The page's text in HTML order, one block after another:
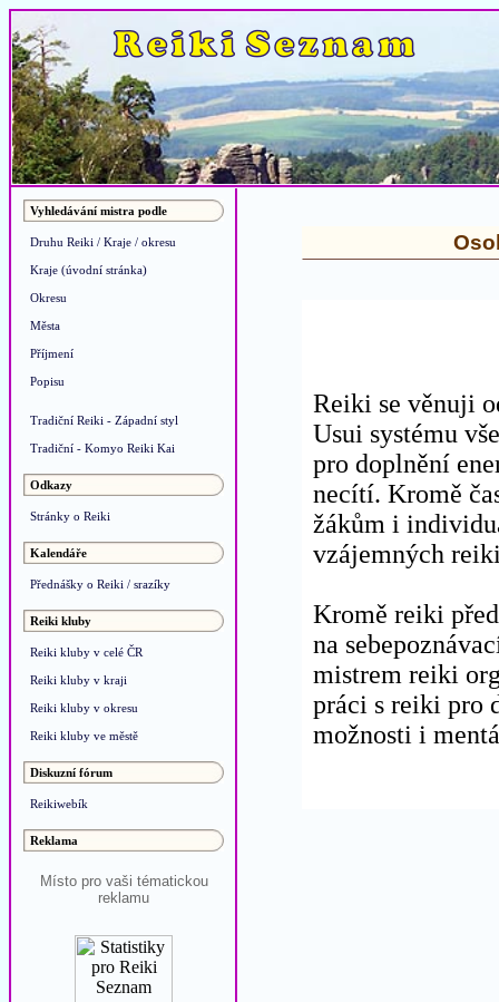
Vyhledávání mistra podle
Druhu Reiki / Kraje / okresu
Kraje (úvodní stránka)
Okresu
Města
Příjmení
Popisu
Tradiční Reiki - Západní styl
Tradiční - Komyo Reiki Kai
Odkazy
Stránky o Reiki
Kalendáře
Přednášky o Reiki / srazíky
Reiki kluby
Reiki kluby v celé ČR
Reiki kluby v kraji
Reiki kluby v okresu
Reiki kluby ve městě
Diskuzní fórum
Reikiwebík
Reklama
Místo pro vaši tématickou
reklamu
Reiki se věnuji
Usui systému
pro doplnění
necítí. Kromě
žákům i
vzájemných
Kromě reiki
na
mistrem reiki
práci s reiki pro
možnosti i